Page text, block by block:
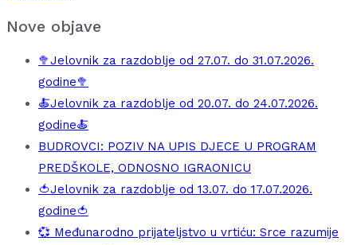
Nove objave
🥦Jelovnik za razdoblje od 27.07. do 31.07.2026.
godine🥦
🍝Jelovnik za razdoblje od 20.07. do 24.07.2026.
godine🍝
BUDROVCI: POZIV NA UPIS DJECE U PROGRAM
PREDŠKOLE, ODNOSNO IGRAONICU
🍅Jelovnik za razdoblje od 13.07. do 17.07.2026.
godine🍅
💞 Međunarodno prijateljstvo u vrtiću: Srce razumije